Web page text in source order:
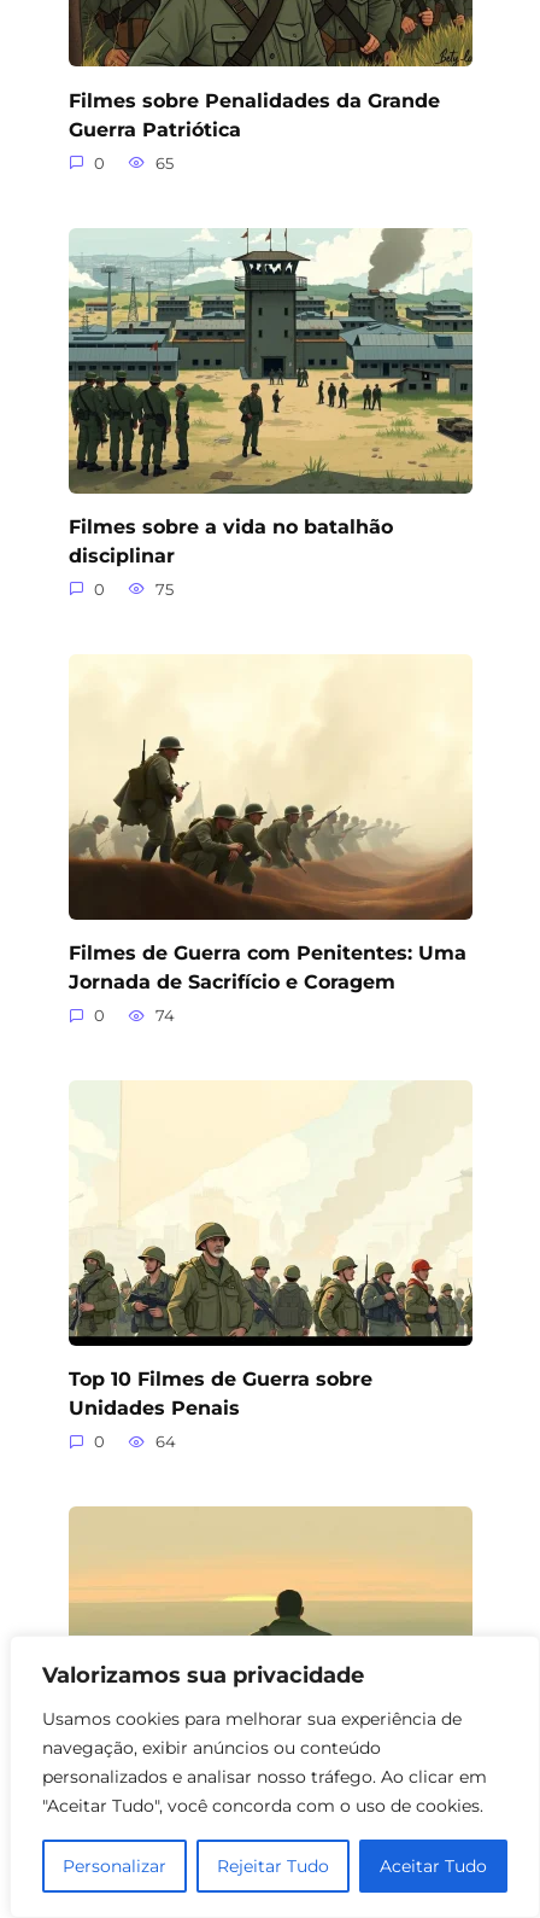
Valorizamos sua privacidade
Usamos cookies para melhorar sua experiência de
navegação, exibir anúncios ou conteúdo
personalizados e analisar nosso tráfego. Ao clicar em
"Aceitar Tudo", você concorda com o uso de cookies.
Personalizar Rejeitar Tudo Aceitar Tudo
Filmes sobre Penalidades da Grande
Guerra Patriótica
0 65
Filmes sobre a vida no batalhão
disciplinar
0 75
Filmes de Guerra com Penitentes: Uma
Jornada de Sacrifício e Coragem
0 74
Top 10 Filmes de Guerra sobre
Unidades Penais
0 64
Filmes de Guerra sobre Redenção
0 58